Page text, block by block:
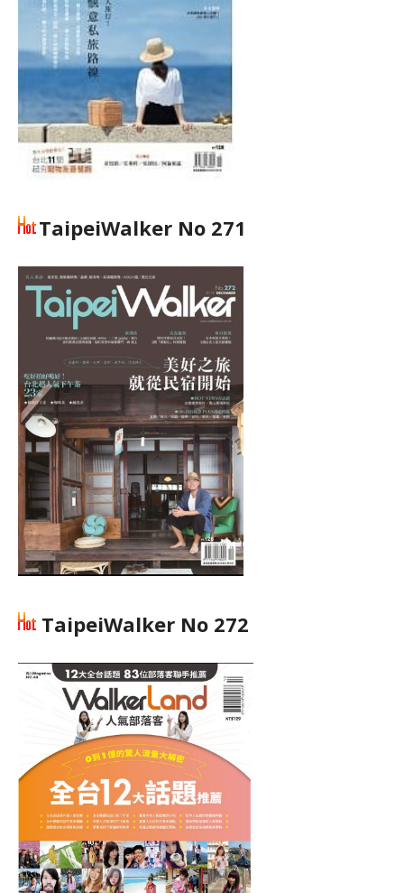
TaipeiWalker No 271
TaipeiWalker No 272